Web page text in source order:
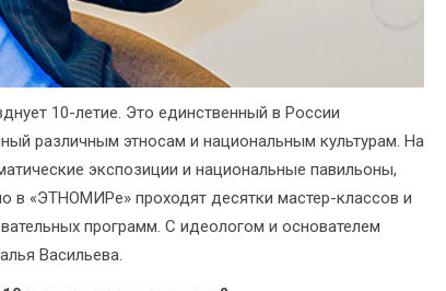
10-летие. Это единственный в России
различным этносам и национальным культурам. На
экспозиции и национальные павильоны,
в «ЭТНОМИРе» проходят десятки мастер-классов и
программ. С идеологом и основателем
Васильева.